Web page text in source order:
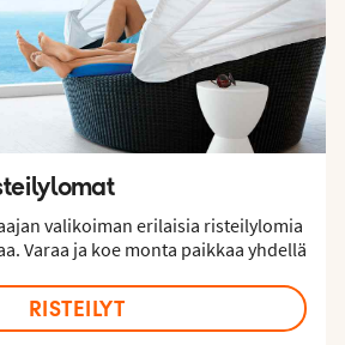
valikoiman erilaisia risteilylomia
Varaa ja koe monta paikkaa yhdellä
RISTEILYT